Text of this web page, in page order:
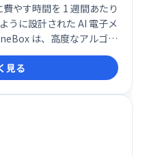
やす時間を 1 週間あたり
うに設計された AI 電子メ
は、高度なアルゴリ
受信した電子メールを重
ダーに分類します。これ
を分類する時間を減ら
メール以外のあらゆるこ
。
見る